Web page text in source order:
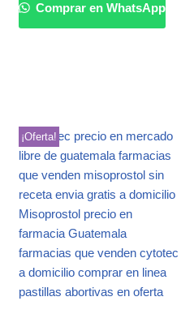
Comprar en WhatsApp
¡Oferta!